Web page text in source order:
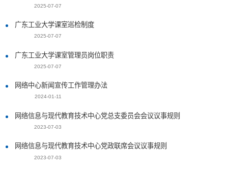
2025-07-07
广东工业大学课室巡检制度
2025-07-07
广东工业大学课室管理员岗位职责
2025-07-07
网络中心新闻宣传工作管理办法
2024-01-11
网络信息与现代教育技术中心党总支委员会会议议事规则
2023-07-03
网络信息与现代教育技术中心党政联席会议议事规则
2023-07-03